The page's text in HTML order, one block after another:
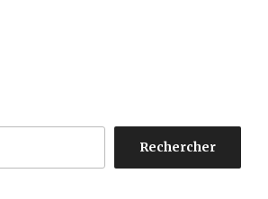
Rechercher